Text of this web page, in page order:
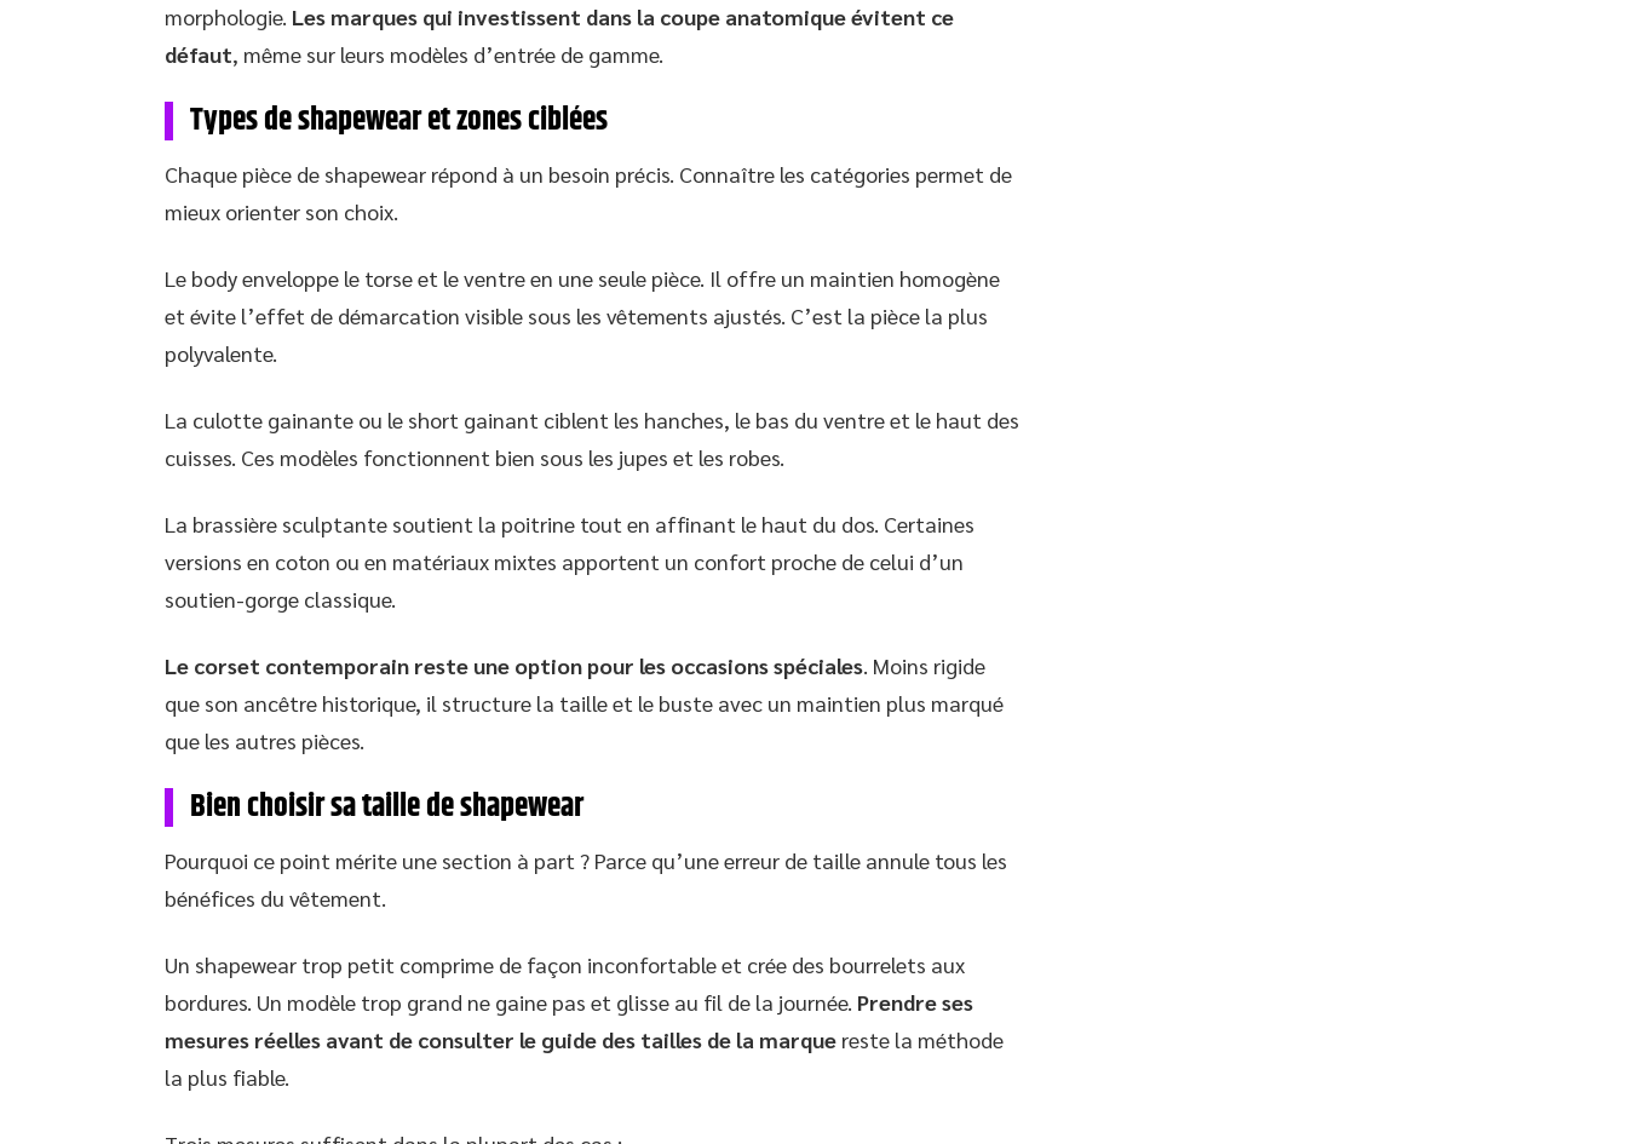
morphologie. Les marques qui investissent dans la coupe anatomique évitent ce
défaut, même sur leurs modèles d’entrée de gamme.
Types de shapewear et zones ciblées
Chaque pièce de shapewear répond à un besoin précis. Connaître les catégories permet de
mieux orienter son choix.
Le body enveloppe le torse et le ventre en une seule pièce. Il offre un maintien homogène
et évite l’effet de démarcation visible sous les vêtements ajustés. C’est la pièce la plus
polyvalente.
La culotte gainante ou le short gainant ciblent les hanches, le bas du ventre et le haut des
cuisses. Ces modèles fonctionnent bien sous les jupes et les robes.
La brassière sculptante soutient la poitrine tout en affinant le haut du dos. Certaines
versions en coton ou en matériaux mixtes apportent un confort proche de celui d’un
soutien-gorge classique.
Le corset contemporain reste une option pour les occasions spéciales . Moins rigide
que son ancêtre historique, il structure la taille et le buste avec un maintien plus marqué
que les autres pièces.
Bien choisir sa taille de shapewear
Pourquoi ce point mérite une section à part ? Parce qu’une erreur de taille annule tous les
bénéfices du vêtement.
Un shapewear trop petit comprime de façon inconfortable et crée des bourrelets aux
bordures. Un modèle trop grand ne gaine pas et glisse au fil de la journée. Prendre ses
mesures réelles avant de consulter le guide des tailles de la marque reste la méthode
la plus fiable.